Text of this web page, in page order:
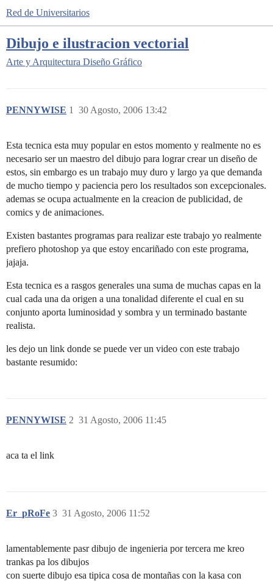
Red de Universitarios
Dibujo e ilustracion vectorial
Arte y Arquitectura Diseño Gráfico
PENNYWISE 30 Agosto, 2006 13:42
1
Esta tecnica esta muy popular en estos momento y realmente no es
necesario ser un maestro del dibujo para lograr crear un diseño de
estos, sin embargo es un trabajo muy duro y largo ya que demanda
de mucho tiempo y paciencia pero los resultados son excepcionales.
ademas se ocupa actualmente en la creacion de publicidad, de
comics y de animaciones.
Existen bastantes programas para realizar este trabajo yo realmente
prefiero photoshop ya que estoy encariñado con este programa,
jajaja.
Esta tecnica es a rasgos generales una suma de muchas capas en la
cual cada una da origen a una tonalidad diferente el cual en su
conjunto aporta luminosidad y sombra y un terminado bastante
realista.
les dejo un link donde se puede ver un video con este trabajo
bastante resumido:
PENNYWISE 31 Agosto, 2006 11:45
2
aca ta el link
Er_pRoFe 31 Agosto, 2006 11:52
3
lamentablemente pasr dibujo de ingenieria por tercera me kreo
trankas pa los dibujos
con suerte dibujo esa tipica cosa de montañas con la kasa con